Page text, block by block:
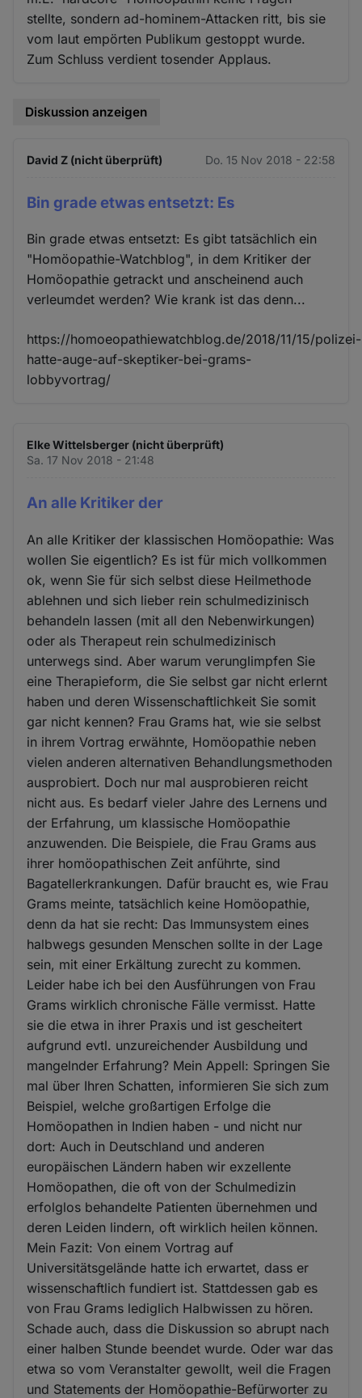
stellte, sondern ad-hominem-Attacken ritt, bis sie
vom laut empörten Publikum gestoppt wurde.
Zum Schluss verdient tosender Applaus.
Diskussion anzeigen
David Z (nicht überprüft) Do. 15 Nov 2018 - 22:58
Bin grade etwas entsetzt: Es
Bin grade etwas entsetzt: Es gibt tatsächlich ein
"Homöopathie-Watchblog", in dem Kritiker der
Homöopathie getrackt und anscheinend auch
verleumdet werden? Wie krank ist das denn...
https://homoeopathiewatchblog.de/2018/11/15/polizei-
hatte-auge-auf-skeptiker-bei-grams-
lobbyvortrag/
Elke Wittelsberger (nicht überprüft)
Sa. 17 Nov 2018 - 21:48
An alle Kritiker der
An alle Kritiker der klassischen Homöopathie: Was
wollen Sie eigentlich? Es ist für mich vollkommen
ok, wenn Sie für sich selbst diese Heilmethode
ablehnen und sich lieber rein schulmedizinisch
behandeln lassen (mit all den Nebenwirkungen)
oder als Therapeut rein schulmedizinisch
unterwegs sind. Aber warum verunglimpfen Sie
eine Therapieform, die Sie selbst gar nicht erlernt
haben und deren Wissenschaftlichkeit Sie somit
gar nicht kennen? Frau Grams hat, wie sie selbst
in ihrem Vortrag erwähnte, Homöopathie neben
vielen anderen alternativen Behandlungsmethoden
ausprobiert. Doch nur mal ausprobieren reicht
nicht aus. Es bedarf vieler Jahre des Lernens und
der Erfahrung, um klassische Homöopathie
anzuwenden. Die Beispiele, die Frau Grams aus
ihrer homöopathischen Zeit anführte, sind
Bagatellerkrankungen. Dafür braucht es, wie Frau
Grams meinte, tatsächlich keine Homöopathie,
denn da hat sie recht: Das Immunsystem eines
halbwegs gesunden Menschen sollte in der Lage
sein, mit einer Erkältung zurecht zu kommen.
Leider habe ich bei den Ausführungen von Frau
Grams wirklich chronische Fälle vermisst. Hatte
sie die etwa in ihrer Praxis und ist gescheitert
aufgrund evtl. unzureichender Ausbildung und
mangelnder Erfahrung? Mein Appell: Springen Sie
mal über Ihren Schatten, informieren Sie sich zum
Beispiel, welche großartigen Erfolge die
Homöopathen in Indien haben - und nicht nur
dort: Auch in Deutschland und anderen
europäischen Ländern haben wir exzellente
Homöopathen, die oft von der Schulmedizin
erfolglos behandelte Patienten übernehmen und
deren Leiden lindern, oft wirklich heilen können.
Mein Fazit: Von einem Vortrag auf
Universitätsgelände hatte ich erwartet, dass er
wissenschaftlich fundiert ist. Stattdessen gab es
von Frau Grams lediglich Halbwissen zu hören.
Schade auch, dass die Diskussion so abrupt nach
einer halben Stunde beendet wurde. Oder war das
etwa so vom Veranstalter gewollt, weil die Fragen
und Statements der Homöopathie-Befürworter zu